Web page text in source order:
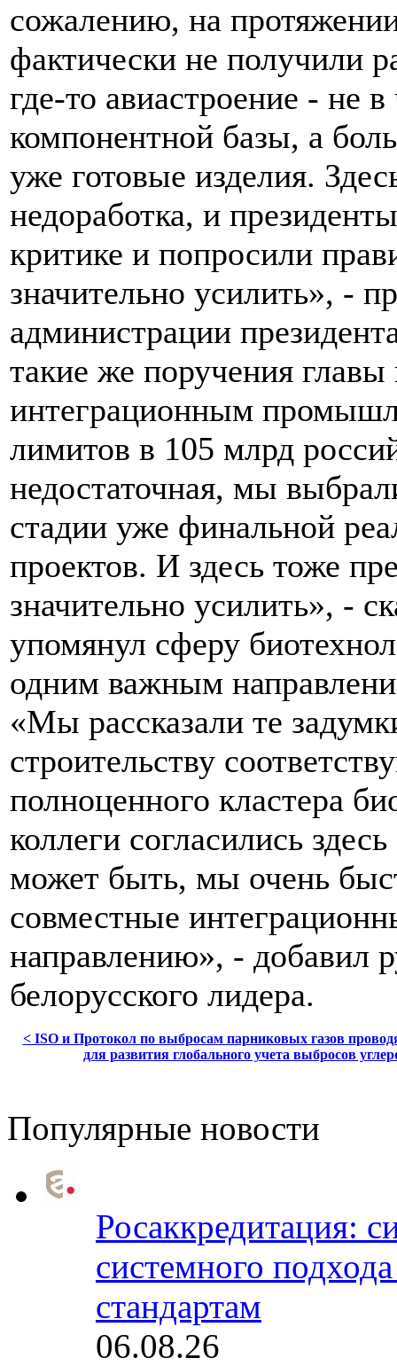
сожалению, на
фактически не получили
где-то авиастроение - не
компонентной базы, а
уже готовые изделия.
недоработка, и
критике и попросили
значительно усилить», -
администрации
такие же поручения
интеграционным
лимитов в 105 млрд
недостаточная, мы
стадии уже финальной
проектов. И здесь тоже
значительно усилить», -
упомянул сферу
одним важным
«Мы рассказали те
строительству
полноценного кластера
коллеги согласились
может быть, мы очень
совместные
направлению», - добавил
белорусского лидера.
< ISO и Протокол по выбросам парниковых газов
для развития глобального учета выбросов
Популярные новости
Росаккредитация:
системного
стандартам
06.08.26